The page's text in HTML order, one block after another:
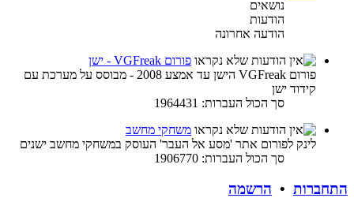
נושאים
הודעות
הודעה אחרונה
פורום VGFreak - ישן
פורום VGFreak הישן עד אמצע 2008 - מבוסס על מערכת עם
קידוד ישן
סך הכול העברות: 1964431
משחקי מחשב
לינק לפורום אתר 'מסע אל העבר' העוסק במשחקי מחשב ישנים
סך הכול העברות: 1906770
התחברות • הרשמה